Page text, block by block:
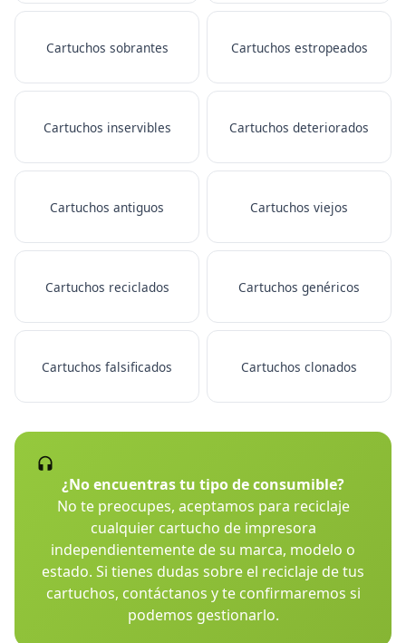
Cartuchos sobrantes Cartuchos estropeados
Cartuchos inservibles Cartuchos deteriorados
Cartuchos antiguos Cartuchos viejos
Cartuchos reciclados Cartuchos genéricos
Cartuchos falsificados Cartuchos clonados
¿No encuentras tu tipo de consumible?
No te preocupes, aceptamos para reciclaje
cualquier cartucho de impresora
independientemente de su marca, modelo o
estado. Si tienes dudas sobre el reciclaje de tus
cartuchos, contáctanos y te confirmaremos si
podemos gestionarlo.